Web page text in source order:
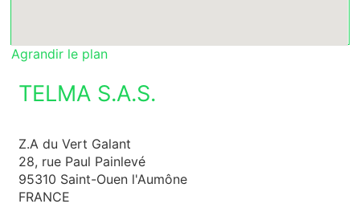
Agrandir le plan
TELMA S.A.S.
Z.A du Vert Galant
28, rue Paul Painlevé
95310 Saint-Ouen l'Aumône
FRANCE